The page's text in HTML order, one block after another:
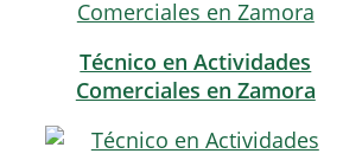
Técnico en Actividades
Comerciales en Zamora